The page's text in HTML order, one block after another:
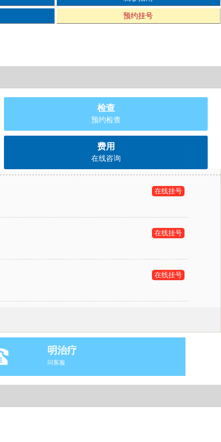
预约挂号
检查
预约检查
费用
在线咨询
在线挂号
在线挂号
在线挂号
明治疗
问客服